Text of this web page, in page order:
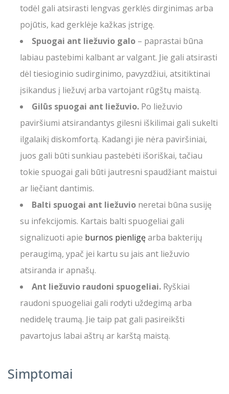
todėl gali atsirasti lengvas gerklės dirginimas arba
pojūtis, kad gerklėje kažkas įstrigę.
Spuogai ant liežuvio galo – paprastai būna
labiau pastebimi kalbant ar valgant. Jie gali atsirasti
dėl tiesioginio sudirginimo, pavyzdžiui, atsitiktinai
įsikandus į liežuvį arba vartojant rūgštų maistą.
Gilūs spuogai ant liežuvio. Po liežuvio
paviršiumi atsirandantys gilesni iškilimai gali sukelti
ilgalaikį diskomfortą. Kadangi jie nėra paviršiniai,
juos gali būti sunkiau pastebėti išoriškai, tačiau
tokie spuogai gali būti jautresni spaudžiant maistui
ar liečiant dantimis.
Balti spuogai ant liežuvio neretai būna susiję
su infekcijomis. Kartais balti spuogeliai gali
signalizuoti apie burnos pienligęarba bakterijų
peraugimą, ypač jei kartu su jais ant liežuvio
atsiranda ir apnašų.
Ant liežuvio raudoni spuogeliai. Ryškiai
raudoni spuogeliai gali rodyti uždegimą arba
nedidelę traumą. Jie taip pat gali pasireikšti
pavartojus labai aštrų ar karštą maistą.
Simptomai